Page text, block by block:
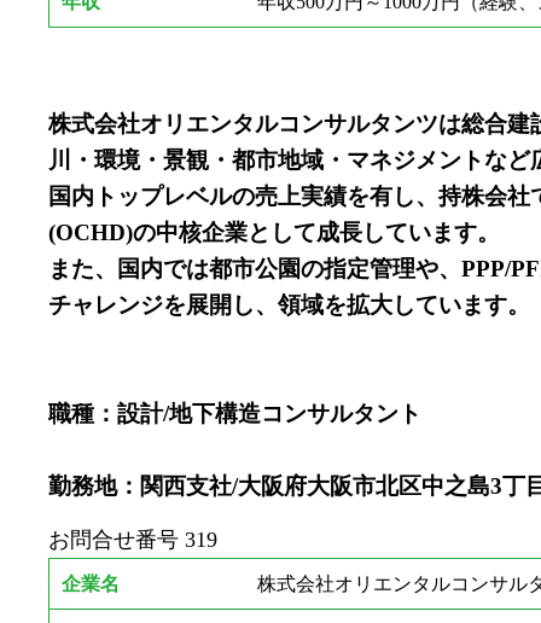
株式会社オリエンタルコンサルタンツは総合
川・環境・景観・都市地域・マネジメントな
国内トップレベルの売上実績を有し、持株会
(OCHD)の中核企業として成長しています。
また、国内では都市公園の指定管理や、PPP/
チャレンジを展開し、領域を拡大しています。
職種：設計/地下構造コンサルタント
勤務地：関西支社/大阪府大阪市北区中之島3丁
お問合せ番号 319
企業名 株式会社オリエンタルコンサル